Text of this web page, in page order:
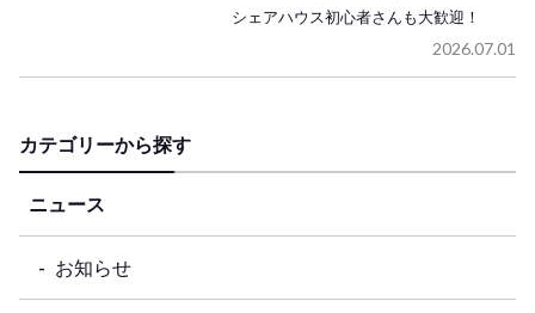
シェアハウス初心者さんも大歓迎！
2026.07.01
カテゴリーから探す
ニュース
お知らせ